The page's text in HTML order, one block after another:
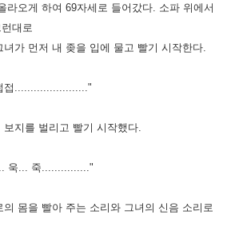
라오게 하여 69자세로 들어갔다. 소파 위에서
대로
가 먼저 내 좆을 입에 물고 빨기 시작한다.
접......................."
지를 벌리고 빨기 시작했다.
욱... 죽..............."
몸을 빨아 주는 소리와 그녀의 신음 소리로